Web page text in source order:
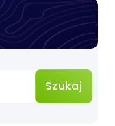
Szukaj